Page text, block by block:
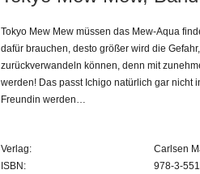
Tokyo Mew Mew müssen das Mew-Aqua
dafür brauchen, desto größer wird die
zurückverwandeln können, denn mit
werden! Das passt Ichigo natürlich gar nicht
Freundin werden…
Verlag:
ISBN:
Carlsen
978-3-